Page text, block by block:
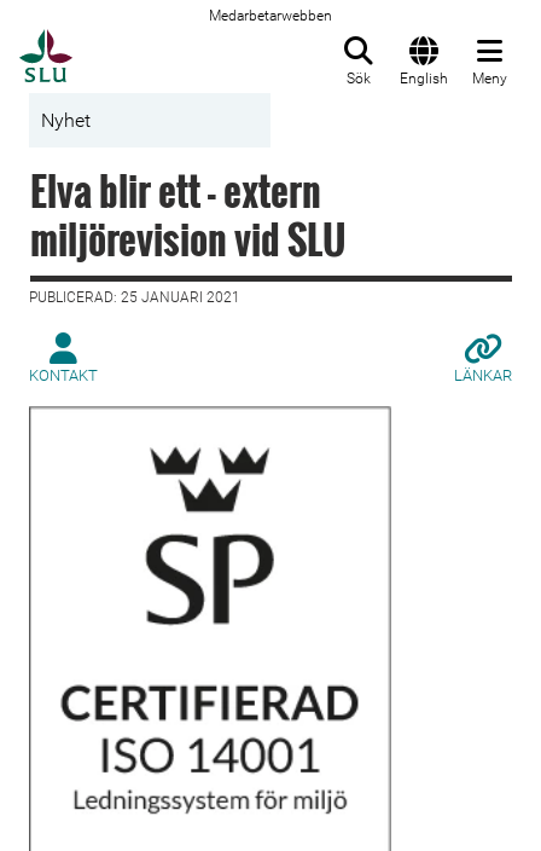
Medarbetarwebben
Sök English Meny
Nyhet
Elva blir ett - extern
miljörevision vid SLU
PUBLICERAD: 25 JANUARI 2021
KONTAKT LÄNKAR